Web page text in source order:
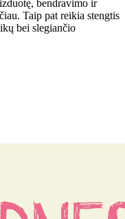
bendravimo ir
Taip pat reikia stengtis
bei slegiančio